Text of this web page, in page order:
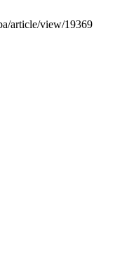
article/view/19369